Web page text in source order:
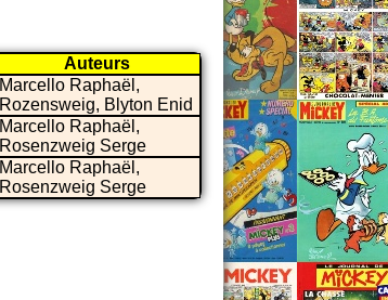
Auteurs
Marcello Raphaël,
Rozensweig, Blyton Enid
Marcello Raphaël,
Rosenzweig Serge
Marcello Raphaël,
Rosenzweig Serge